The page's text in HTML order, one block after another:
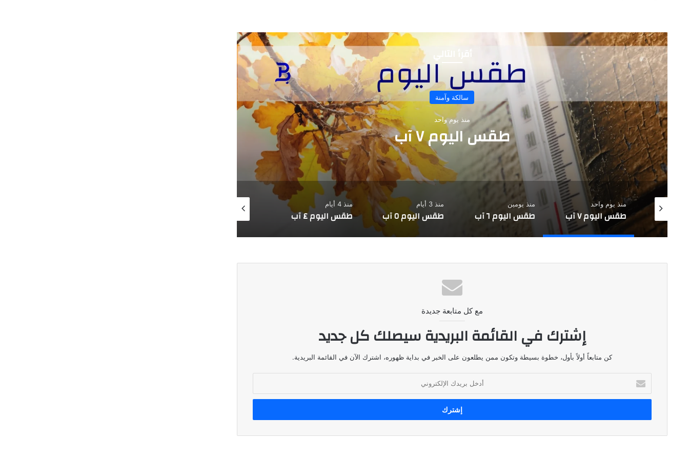
سالكة وآمنة
منذ يومين
طقس اليوم ٦ آب
منذ يومين
طقس اليوم ٦ آب
منذ 3 أيام
طقس اليوم ٥ آب
منذ 4 أيام
طقس اليوم ٤ آب
منذ 5 أيام
طقس اليوم ٣ آب
منذ 6 أيام
طقس اليوم ٢ آب
مع كل متابعة جديدة
إشترك في القائمة البريدية سيصلك كل جديد
كن متابعاً أولاً بأول، خطوة بسيطة وتكون ممن يطلعون على الخبر في بداية ظهوره، اشترك الآن في القائمة البريدية.
بريدك
الإلكتروني